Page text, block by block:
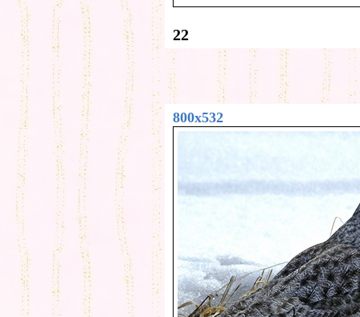
22
800x532